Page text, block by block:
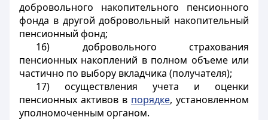
добровольного накопительного пенсионного
фонда в другой добровольный накопительный
пенсионный фонд;
16) добровольного страхования
пенсионных накоплений в полном объеме или
частично по выбору вкладчика (получателя);
17) осуществления учета и оценки
пенсионных активов в порядке, установленном
уполномоченным органом.